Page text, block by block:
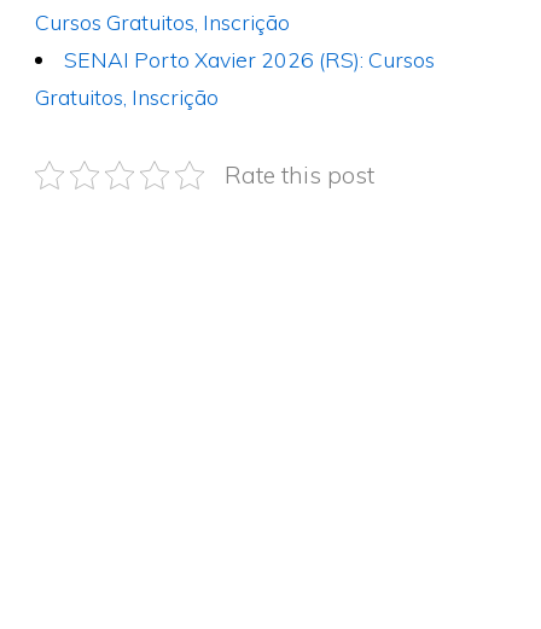
Cursos Gratuitos, Inscrição
SENAI Porto Xavier 2026 (RS): Cursos
Gratuitos, Inscrição
Rate this post